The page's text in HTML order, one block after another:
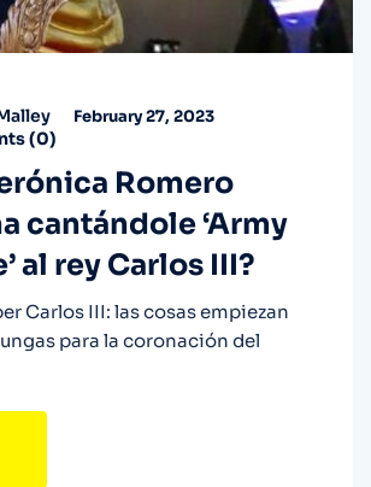
February 27, 2023
(0)
Romero
cantándole ‘Army
al rey Carlos III?
Carlos III: las cosas empiezan
para la coronación del